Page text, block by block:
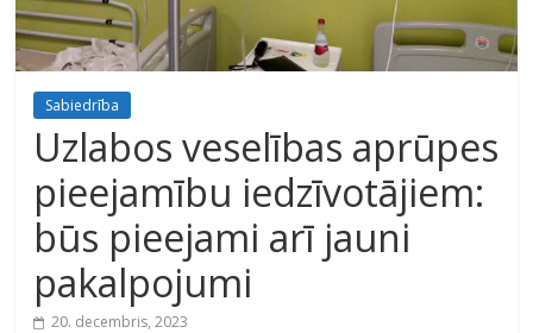
Sabiedrība
Uzlabos veselības aprūpes
pieejamību iedzīvotājiem:
būs pieejami arī jauni
pakalpojumi
20. decembris, 2023